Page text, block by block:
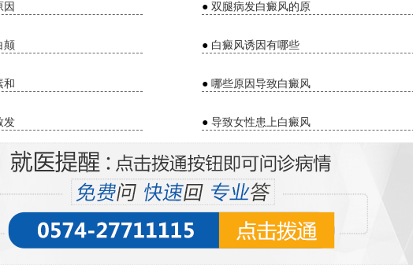
因 ● 双腿病发白癜风的原
颠 ● 白癜风诱因有哪些
和 ● 哪些原因导致白癜风
发 ● 导致女性患上白癜风